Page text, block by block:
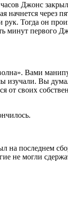
Джонс
через
рук. Тогда он
минут первого
Вами
изучали. Вы
от своих
на последнем
не могли